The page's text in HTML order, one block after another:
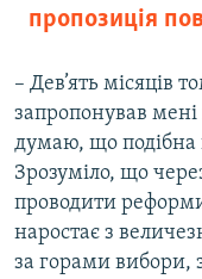
пропозиція
– Дев’ять місяців
запропонував
думаю, що подібна
Зрозуміло, що
проводити
наростає з
за горами вибори,